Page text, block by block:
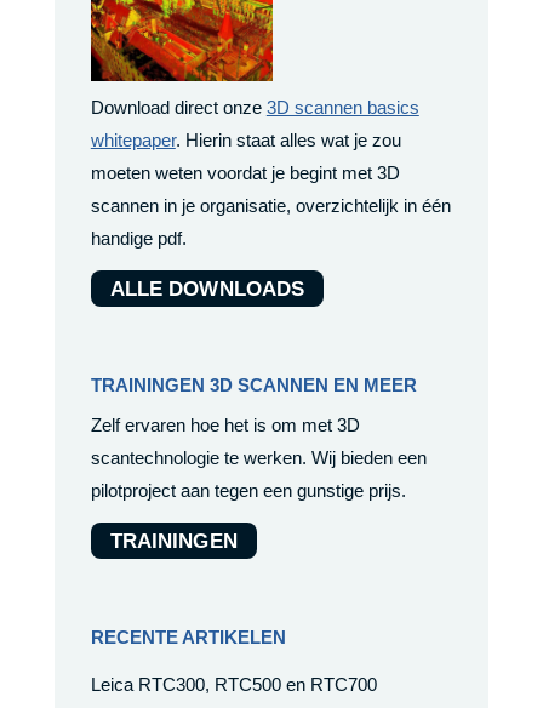
Download direct onze 3D scannen basics
whitepaper. Hierin staat alles wat je zou
moeten weten voordat je begint met 3D
scannen in je organisatie, overzichtelijk in één
handige pdf.
ALLE DOWNLOADS
TRAININGEN 3D SCANNEN EN MEER
Zelf ervaren hoe het is om met 3D
scantechnologie te werken. Wij bieden een
pilotproject aan tegen een gunstige prijs.
TRAININGEN
RECENTE ARTIKELEN
Leica RTC300, RTC500 en RTC700